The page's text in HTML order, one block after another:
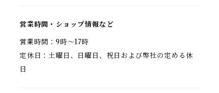
営業時間・ショップ情報など
営業時間：9時～17時
定休日：土曜日、日曜日、祝日および弊社の定める休
日